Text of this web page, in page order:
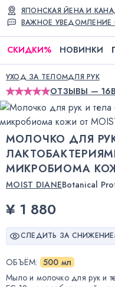
ВАЖНОЕ УВЕДОМЛЕНИЕ
ЯПОНСКАЯ ЙЕНА И
СКИДКИ% НОВИНКИ
УХОД ЗА ТЕЛОМДЛЯ РУК
ОТЗЫВЫ — 16
МОЛОЧКО ДЛЯ
МИКРОБИОМА
MOIST DIANEBotanical
¥ 1 880
СЛЕДИТЬ ЗА
ОБЪЁМ: 500 мл
Мыло и молочко для рук и